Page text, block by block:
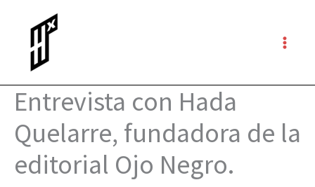
contenido
Entrevista con Hada
Quelarre, fundadora de la
editorial Ojo Negro.